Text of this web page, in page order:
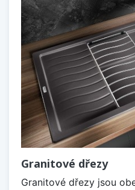
Granitové dřezy
Granitové dřezy jsou